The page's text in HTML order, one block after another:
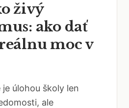
živý
ako dať
moc v
je úlohou školy len
ale